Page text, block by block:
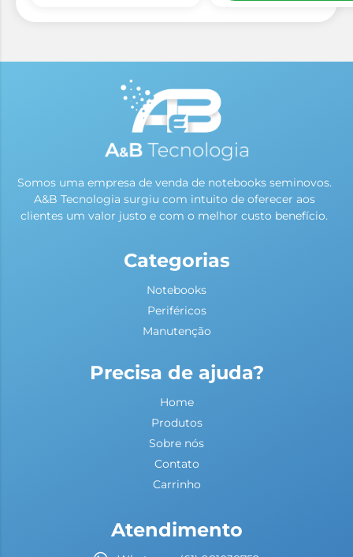
Somos uma empresa de venda de notebooks seminovos.
A&B Tecnologia surgiu com intuito de oferecer aos
clientes um valor justo e com o melhor custo benefício.
Categorias
Notebooks
Periféricos
Manutenção
Precisa de ajuda?
Home
Produtos
Sobre nós
Contato
Carrinho
Atendimento